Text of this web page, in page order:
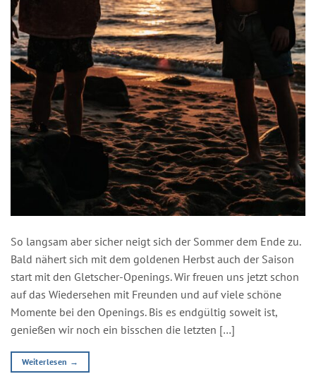
So langsam aber sicher neigt sich der Sommer dem Ende zu.
Bald nähert sich mit dem goldenen Herbst auch der Saison
start mit den Gletscher-Openings. Wir freuen uns jetzt schon
auf das Wiedersehen mit Freunden und auf viele schöne
Momente bei den Openings. Bis es endgültig soweit ist,
genießen wir noch ein bisschen die letzten […]
Weiterlesen →